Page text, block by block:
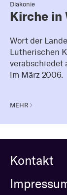
Diakonie
Kirche in
Wort der
Lutherischen
verabschiedet
im März 2006.
MEHR
Kontakt